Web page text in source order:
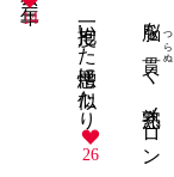
つらぬ
く 完熟メロン
26
14